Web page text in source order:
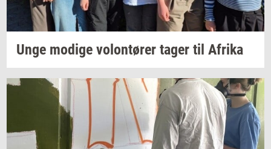
Unge mo­di­ge vo­lontø­rer tager til Afri­ka